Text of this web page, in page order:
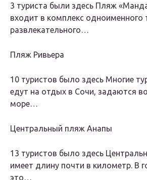
3 туристa были здесь Пляж
входит в комплекс одноименного
развлекательного…
Пляж Ривьера
10 туристов было здесь Многие
едут на отдых в Сочи, задаются
море…
Центральный пляж Анапы
13 туристов было здесь
имеет длину почти в километр. В
это…